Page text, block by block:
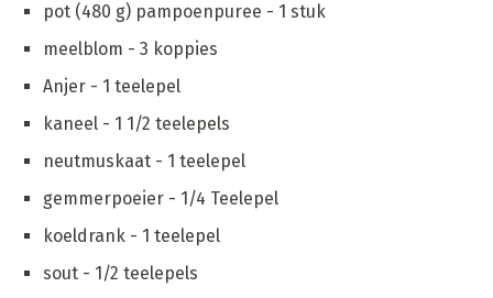
pot (480 g) pampoenpuree - 1 stuk
meelblom - 3 koppies
Anjer - 1 teelepel
kaneel - 1 1/2 teelepels
neutmuskaat - 1 teelepel
gemmerpoeier - 1/4 Teelepel
koeldrank - 1 teelepel
sout - 1/2 teelepels